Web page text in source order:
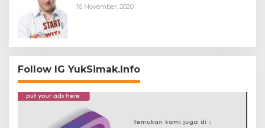
16 November, 2020
Follow IG YukSimak.Info